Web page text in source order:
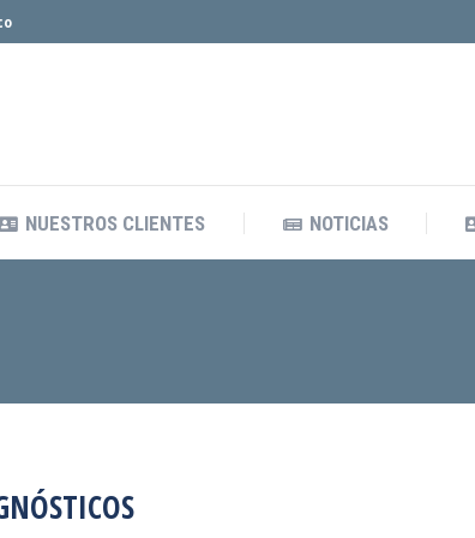
NUESTROS CLIENTES NOTICIAS
NUESTROS CLIENTES NOTICIAS